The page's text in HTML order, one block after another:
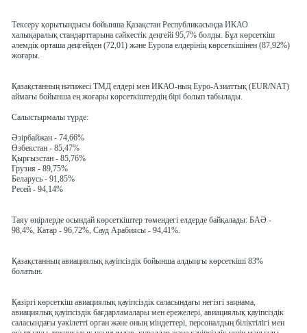
Тексеру қорытындысы бойынша Қазақстан Республикасында ИКАО
халықаралық стандарттарына сәйкестік деңгейі 95,7% болды. Бұл көрсеткіш
әлемдік орташа деңгейден (72,01) және Еуропа елдерінің көрсеткішінен (87,92%)
жоғары.
Қазақстанның нәтижесі ТМД елдері мен ИКАО-ның Еуро-Азиаттық (EUR/NAT)
аймағы бойынша ең жоғары көрсеткіштердің бірі болып табылады.
Салыстырмалы түрде:
Әзірбайжан - 74,66%
Өзбекстан - 85,47%
Қырғызстан - 85,76%
Грузия - 89,75%
Беларусь - 91,85%
Ресей - 94,14%
Таяу өңірлерде осындай көрсеткіштер төмендегі елдерде байқалады: БАӘ -
98,4%, Катар - 96,72%, Сауд Арабиясы - 94,41%.
Қазақстанның авиациялық қауіпсіздік бойынша алдыңғы көрсеткіші 83%
болатын.
Қазіргі көрсеткіш авиациялық қауіпсіздік саласындағы негізгі заңнама,
авиациялық қауіпсіздік бағдарламалары мен ережелері, авиациялық қауіпсіздік
саласындағы уәкілетті орган және оның міндеттері, персоналдың біліктілігі мен